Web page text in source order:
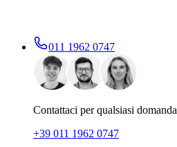
011 1962 0747
Contattaci per qualsiasi domanda
+39 011 1962 0747